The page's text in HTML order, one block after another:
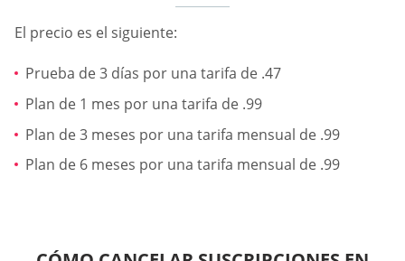
El precio es el siguiente:
Prueba de 3 días por una tarifa de .47
Plan de 1 mes por una tarifa de .99
Plan de 3 meses por una tarifa mensual de .99
Plan de 6 meses por una tarifa mensual de .99